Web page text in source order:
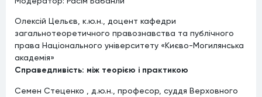
Олексій Цельєв, к.ю.н., доцент кафедри
загальнотеоретичного правознавства та публічного
права Національного університету «Києво-Могилянська
академія»
Справедливість: між теорією і практикою
Семен Стеценко , д.ю.н., професор, суддя Верховного